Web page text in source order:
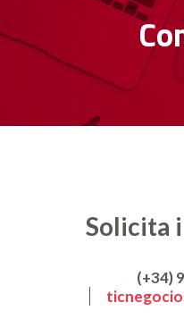
Solicita
(+34)